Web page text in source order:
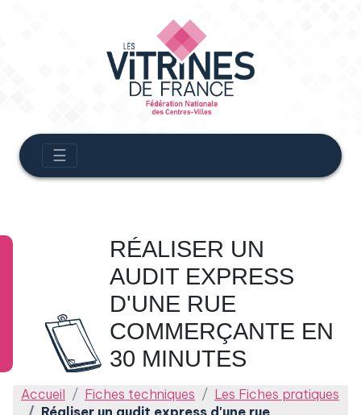
☰
RÉALISER UN
AUDIT EXPRESS
D'UNE RUE
COMMERÇANTE EN
30 MINUTES
Accueil Fiches techniques
Les Fiches pratiques
Réaliser un audit express d'une rue